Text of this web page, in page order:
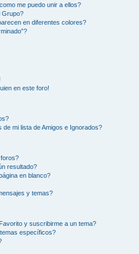
me puedo unir a ellos?
Grupo?
en diferentes colores?
en este foro!
mi lista de Amigos e Ignorados?
resultado?
en blanco?
y temas?
y suscribirme a un tema?
específicos?